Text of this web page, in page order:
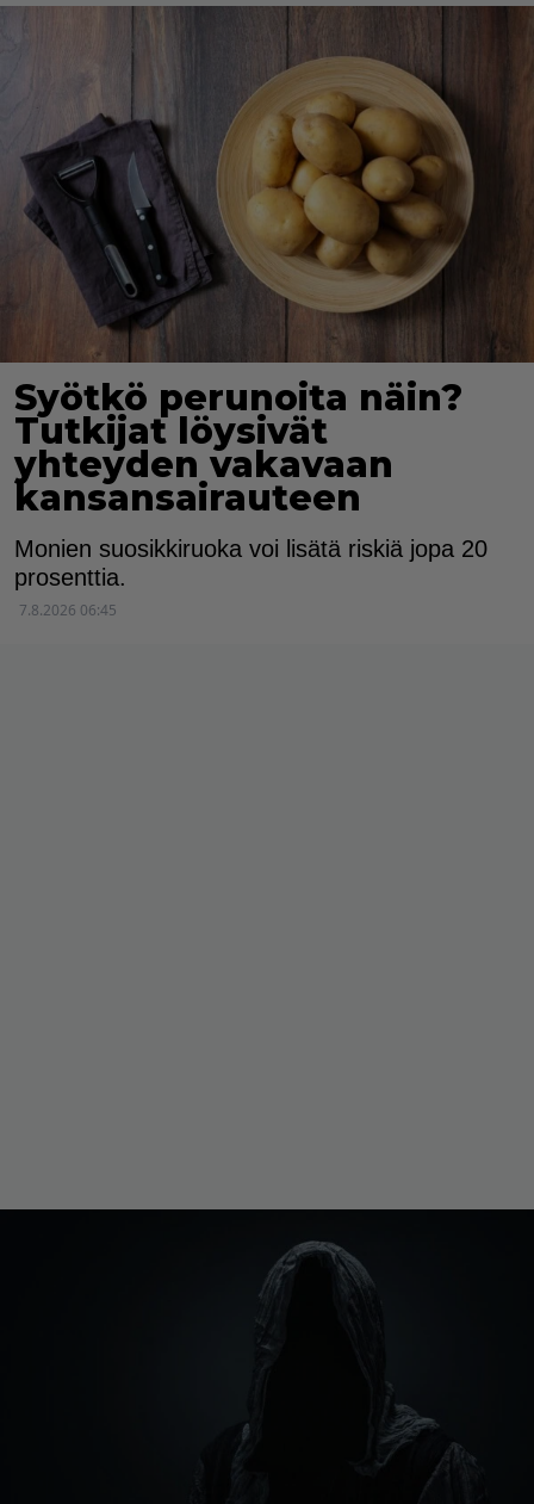
Syötkö perunoita näin?
Tutkijat löysivät
yhteyden vakavaan
kansansairauteen
Monien suosikkiruoka voi lisätä riskiä jopa 20
prosenttia.
7.8.2026 06:45